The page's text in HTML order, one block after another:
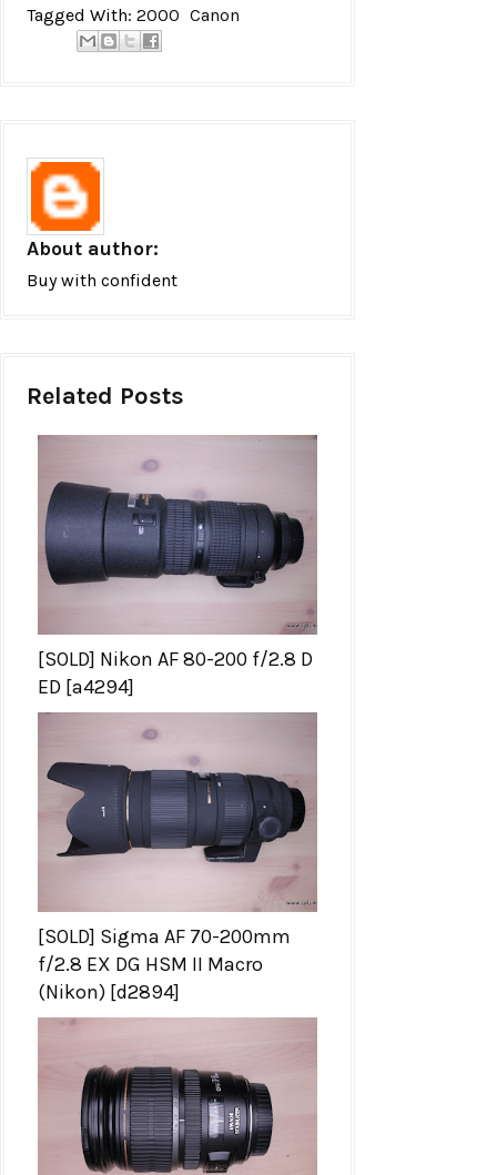
Tagged With: 2000 Canon
About author:
Buy with confident
Related Posts
[SOLD] Nikon AF 80-200 f/2.8 D
ED [a4294]
[SOLD] Sigma AF 70-200mm
f/2.8 EX DG HSM II Macro
(Nikon) [d2894]